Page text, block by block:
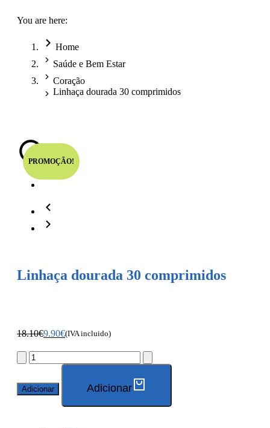
You are here:
Home
Saúde e Bem Estar
Coração
Linhaça dourada 30 comprimidos
PROMOÇÃO!
Linhaça dourada 30 comprimidos
18.10€9.90€(IVA incluido)
Adicionar Adicionar